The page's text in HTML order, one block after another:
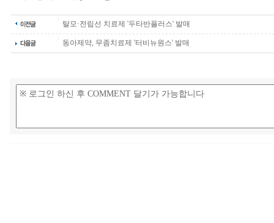
탈모·전립선 치료제 '두타반플러스' 발매
동아제약, 무좀치료제 '터비뉴원스' 발매